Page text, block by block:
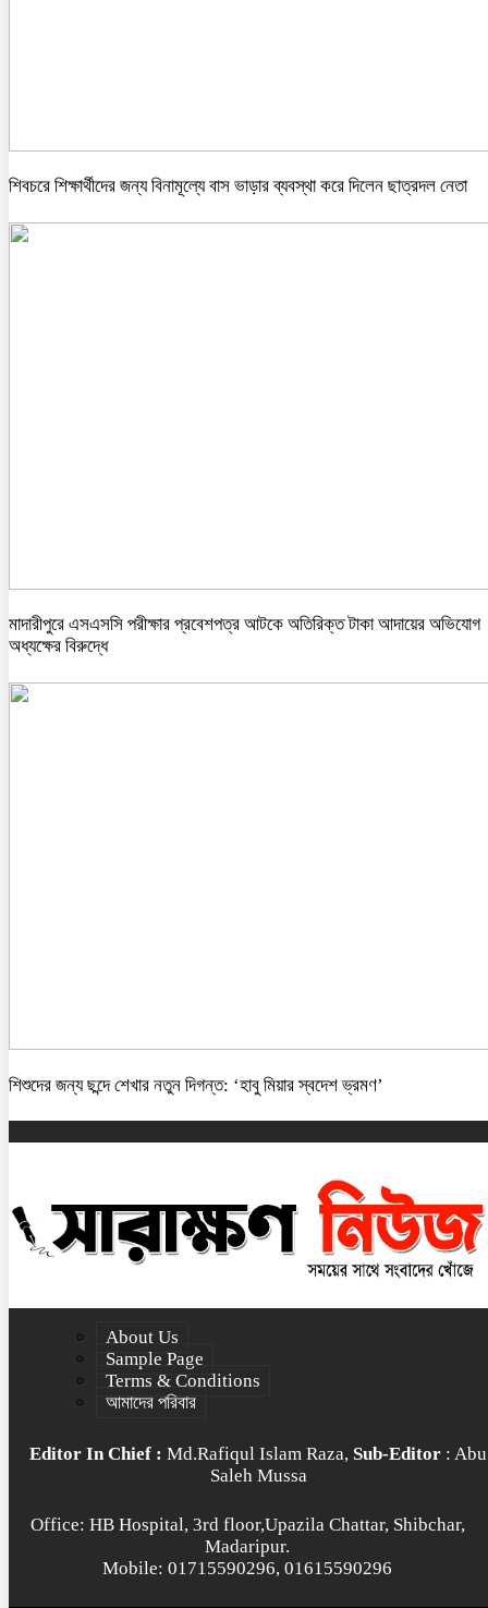
শিবচরে শিক্ষার্থীদের জন্য বিনামূল্যে বাস ভাড়ার ব্যবস্থা করে দিলেন ছাত্রদল নেতা
মাদারীপুরে এসএসসি পরীক্ষার প্রবেশপত্র আটকে অতিরিক্ত টাকা আদায়ের অভিযোগ
অধ্যক্ষের বিরুদ্ধে
শিশুদের জন্য ছন্দে শেখার নতুন দিগন্ত: ‘হাবু মিয়ার স্বদেশ ভ্রমণ’
About Us
Sample Page
Terms & Conditions
আমাদের পরিবার
Editor In Chief : Md.Rafiqul Islam Raza, Sub-Editor : Abu
Saleh Mussa
Office: HB Hospital, 3rd floor,Upazila Chattar, Shibchar,
Madaripur.
Mobile: 01715590296, 01615590296